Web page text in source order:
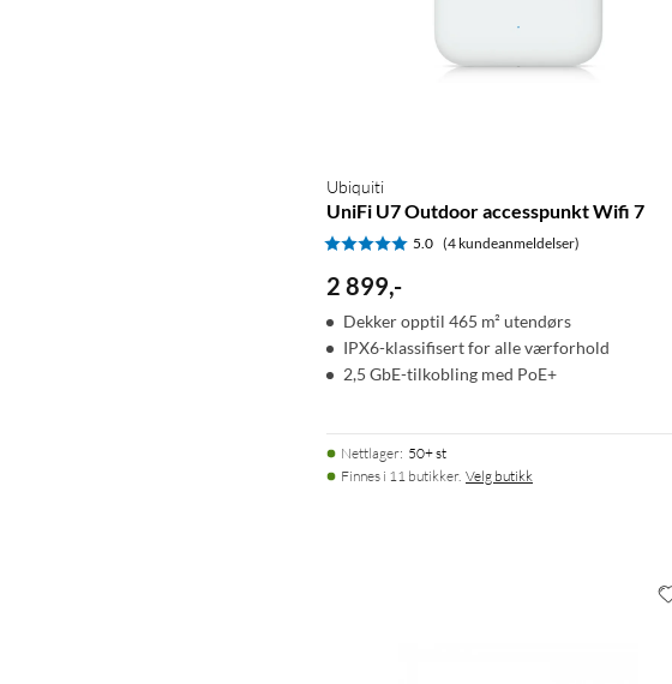
Ubiquiti
UniFi U7 Outdoor accesspunkt Wifi 7
5.0 (4 kundeanmeldelser)
2 899,-
Dekker opptil 465 m² utendørs
IPX6-klassifisert for alle værforhold
2,5 GbE-tilkobling med PoE+
Nettlager: 50+ st
Finnes i 11 butikker. Velg butikk